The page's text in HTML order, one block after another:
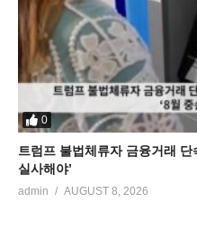
0
트럼프 불법체류자 금융거래
실사해야’
admin AUGUST 8, 2026